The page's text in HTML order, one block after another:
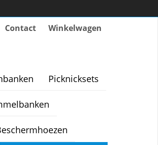
Contact Winkelwagen
Picknicksets